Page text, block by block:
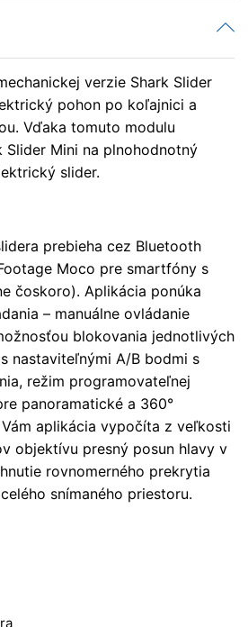
verzie Shark Slider
pohon po koľajnici a
Vďaka tomuto modulu
Slider Mini na plnohodnotný
slider.
prebieha cez Bluetooth
Moco pre smartfóny s
čoskoro). Aplikácia ponúka
– manuálne ovládanie
blokovania jednotlivých
nastaviteľnými A/B bodmi s
režim programovateľnej
panoramatické a 360°
aplikácia vypočíta z veľkosti
objektívu presný posun hlavy v
rovnomerného prekrytia
snímaného priestoru.